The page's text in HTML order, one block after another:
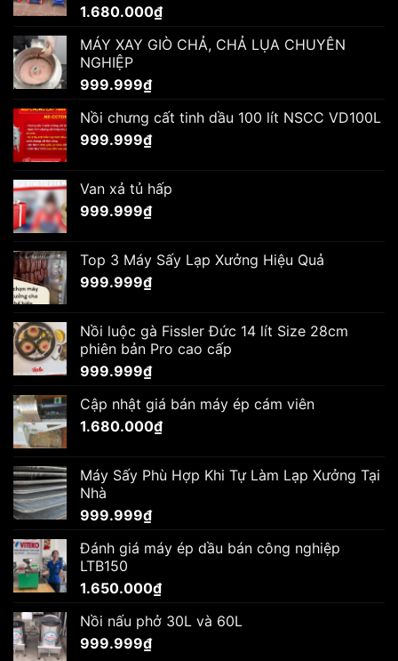
1.680.000₫
MÁY XAY GIÒ CHẢ, CHẢ LỤA CHUYÊN
NGHIỆP
999.999₫
Nồi chưng cất tinh dầu 100 lít NSCC VD100L
999.999₫
Van xả tủ hấp
999.999₫
Top 3 Máy Sấy Lạp Xưởng Hiệu Quả
999.999₫
Nồi luộc gà Fissler Đức 14 lít Size 28cm
phiên bản Pro cao cấp
999.999₫
Cập nhật giá bán máy ép cám viên
1.680.000₫
Máy Sấy Phù Hợp Khi Tự Làm Lạp Xưởng Tại
Nhà
999.999₫
Đánh giá máy ép dầu bán công nghiệp
LTB150
1.650.000₫
Nồi nấu phở 30L và 60L
999.999₫